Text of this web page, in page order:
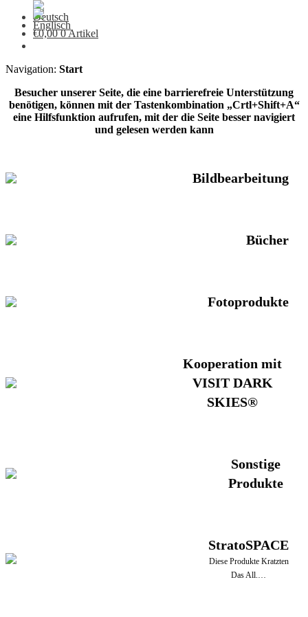
€0,00 0 Artikel
Navigation: Start
Besucher unserer Seite, die eine barrierefreie Unterstützung
benötigen, können mit der Tastenkombination „Crtl+Shift+A“
eine Hilfsfunktion aufrufen, mit der die Seite besser navigiert
und gelesen werden kann
Bildbearbeitung
Bücher
Fotoprodukte
Kooperation mit
VISIT DARK
SKIES®
Sonstige
Produkte
StratoSPACE
Diese Produkte Kratzten
Das All.…